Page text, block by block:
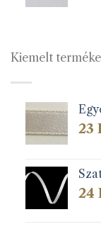
Kiemelt
23
24